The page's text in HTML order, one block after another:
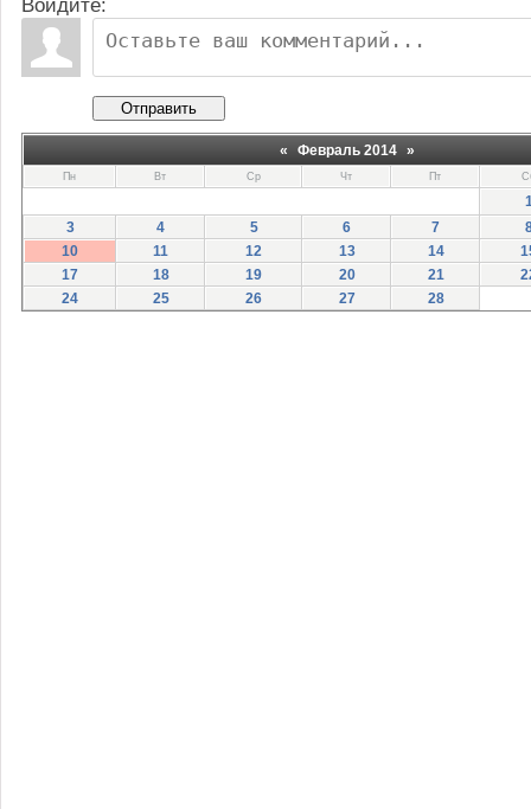
Отправить
« Февраль 2014 »
Пн Вт Ср Чт Пт
3
4 5 6 7
10
11 12 13 14
17
18 19 20 21
24
25 26 27 28